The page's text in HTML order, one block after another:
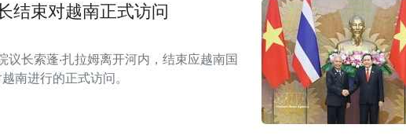
结束对越南正式访问
长索蓬·扎拉姆离开河内，结束应越南国
南进行的正式访问。